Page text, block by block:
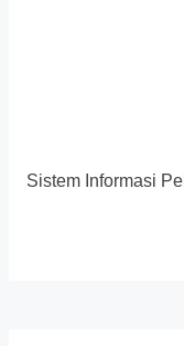
Sistem Informasi